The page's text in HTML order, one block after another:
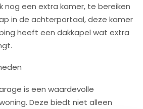
nog een extra kamer, te bereiken
in de achterportaal, deze kamer
heeft een dakkapel wat extra
is een waardevolle
Deze biedt niet alleen